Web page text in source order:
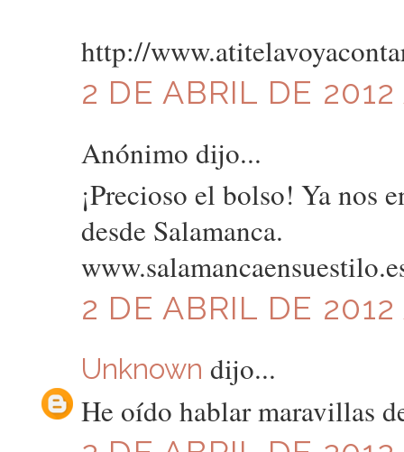
http://
2 DE ABRIL DE
Anónimo dijo...
¡Precioso el bolso! Ya nos
desde Salamanca.
2 DE ABRIL DE
Unknown dijo...
He oído hablar maravillas